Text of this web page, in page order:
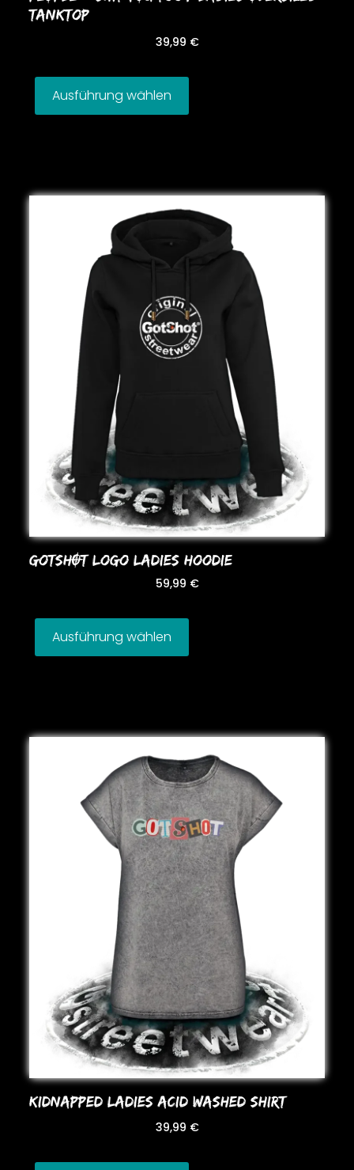
TANKToP
39,99 €
Ausführung wählen
GoTSHOT LoGo LADIES HooDIE
59,99 €
Ausführung wählen
KIDNAPPED LADIES ACID WASHED SHIRT
39,99 €